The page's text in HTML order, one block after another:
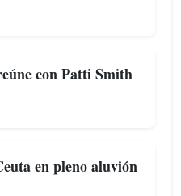
con Patti Smith
en pleno aluvión